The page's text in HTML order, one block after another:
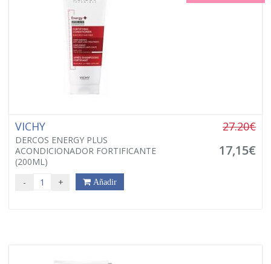
VICHY
DERCOS ENERGY PLUS
ACONDICIONADOR FORTIFICANTE
(200ML)
27.20€
17,15€
- + Añadir